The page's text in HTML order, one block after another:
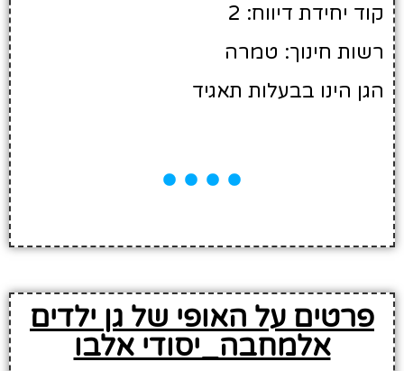
קוד יחידת דיווח: 2
רשות חינוך: טמרה
הגן הינו בבעלות תאגיד
פרטים על האופי של גן ילדים
אלמחבה_יסודי אלבו